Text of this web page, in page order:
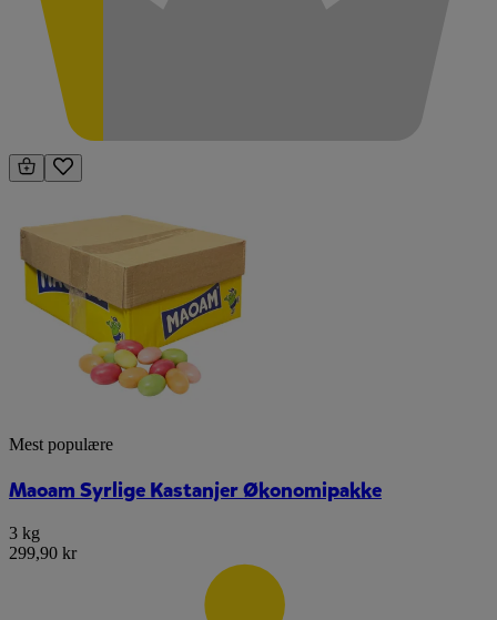
Mest populære
Maoam Syrlige Kastanjer Økonomipakke
3 kg
299,90 kr